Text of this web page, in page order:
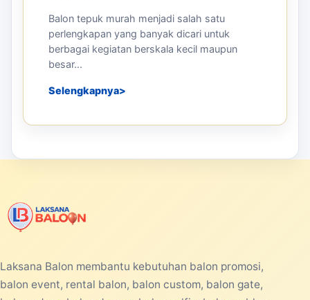
Balon tepuk murah menjadi salah satu
perlengkapan yang banyak dicari untuk
berbagai kegiatan berskala kecil maupun
besar...
Selengkapnya
Laksana Balon membantu kebutuhan balon promosi,
balon event, rental balon, balon custom, balon gate,